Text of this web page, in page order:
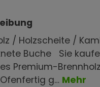
/ Holzscheite /
Buche Sie
Premium-
g… Mehr